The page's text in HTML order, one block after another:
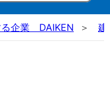
る企業 DAIKEN 建